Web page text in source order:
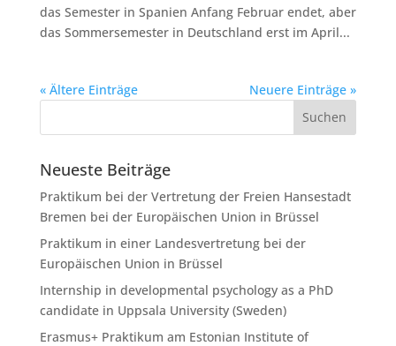
das Semester in Spanien Anfang Februar endet, aber
das Sommersemester in Deutschland erst im April...
« Ältere Einträge Neuere Einträge »
Neueste Beiträge
Praktikum bei der Vertretung der Freien Hansestadt
Bremen bei der Europäischen Union in Brüssel
Praktikum in einer Landesvertretung bei der
Europäischen Union in Brüssel
Internship in developmental psychology as a PhD
candidate in Uppsala University (Sweden)
Erasmus+ Praktikum am Estonian Institute of